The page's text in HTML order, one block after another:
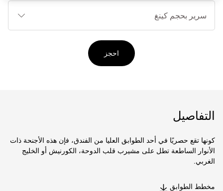
احجز
التفاصيل
كونها تقع حصريًا في أحد الطوابق العليا من الفندق، فإن هذه الأجنحة ذات
الأنوار الساطعة تطل على مشيرب قلب الدوحة، الكورنيش أو الخليج
الغربي.
مخطط الطوابق